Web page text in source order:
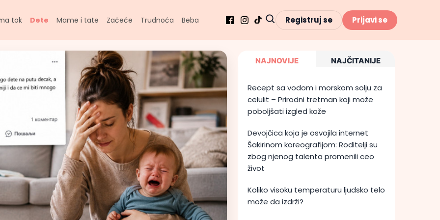
tok Dete Mame i tate Začeće Trudnoća Beba Registruj se Prijavi se
NAJNOVIJE NAJČITANIJE
Recept sa vodom i morskom solju za
celulit – Prirodni tretman koji može
poboljšati izgled kože
Devojčica koja je osvojila internet
Šakirinom koreografijom: Roditelji su
zbog njenog talenta promenili ceo
život
Koliko visoku temperaturu ljudsko telo
može da izdrži?